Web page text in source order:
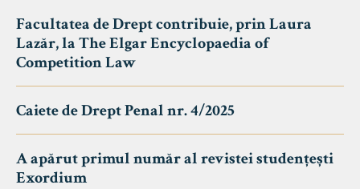
Facultatea de Drept contribuie, prin Laura
Lazăr, la The Elgar Encyclopaedia of
Competition Law
Caiete de Drept Penal nr. 4/2025
A apărut primul număr al revistei studențești
Exordium